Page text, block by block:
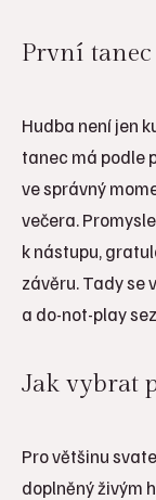
První
Hudba není jen
tanec má podle
ve správný
večera.
k nástupu,
závěru. Tady
a do-not-play
Jak vybrat
Pro většinu
doplněný živým